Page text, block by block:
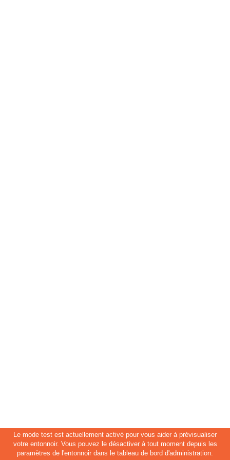
Le mode test est actuellement activé pour vous aider à prévisualiser
votre entonnoir. Vous pouvez le désactiver à tout moment depuis les
paramètres de l'entonnoir dans le tableau de bord d'administration.